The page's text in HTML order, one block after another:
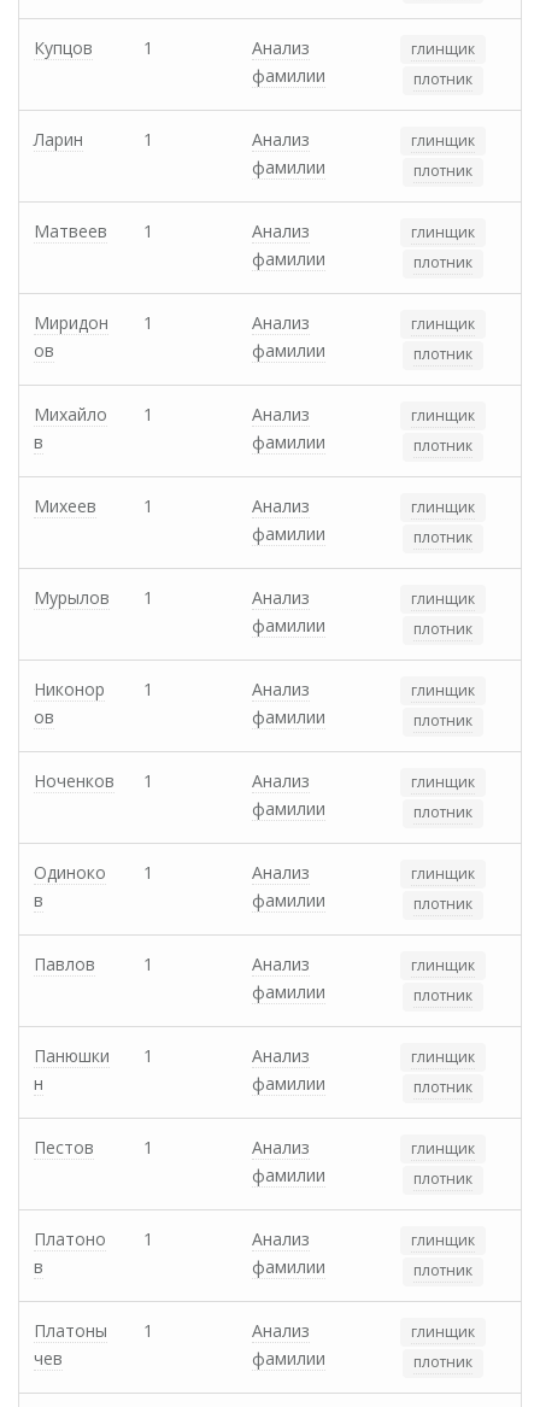
Купцов 1
Анализ
фамилии
глинщик
плотник
Ларин 1
Анализ
фамилии
глинщик
плотник
Матвеев 1
Анализ
фамилии
глинщик
плотник
Миридон
ов
1
Анализ
фамилии
глинщик
плотник
Михайло
в
1
Анализ
фамилии
глинщик
плотник
Михеев 1
Анализ
фамилии
глинщик
плотник
Мурылов 1
Анализ
фамилии
глинщик
плотник
Никонор
ов
1
Анализ
фамилии
глинщик
плотник
Ноченков 1
Анализ
фамилии
глинщик
плотник
Одиноко
в
1
Анализ
фамилии
глинщик
плотник
Павлов 1
Анализ
фамилии
глинщик
плотник
Панюшки
н
1
Анализ
фамилии
глинщик
плотник
Пестов 1
Анализ
фамилии
глинщик
плотник
Платоно
в
1
Анализ
фамилии
глинщик
плотник
Платоны
чев
1
Анализ
фамилии
глинщик
плотник